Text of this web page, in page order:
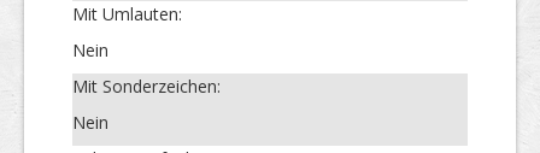
Mit Umlauten:
Nein
Mit Sonderzeichen:
Nein